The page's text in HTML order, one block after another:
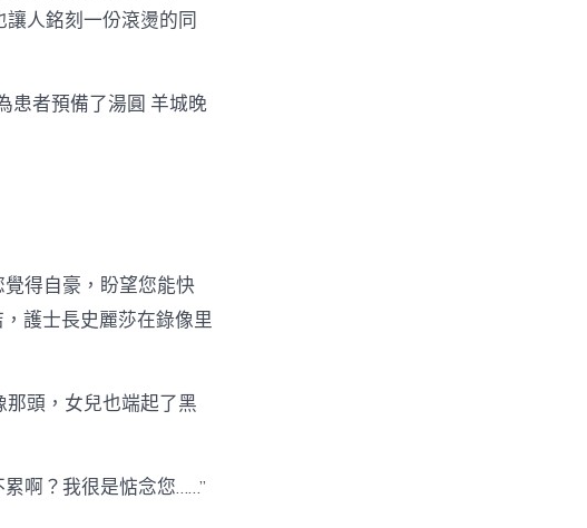
人銘刻一份滾燙的同
患者預備了湯圓 羊城晚
得自豪，盼望您能快
護士長史麗莎在錄像里
那頭，女兒也端起了黑
啊？我很是惦念您……”